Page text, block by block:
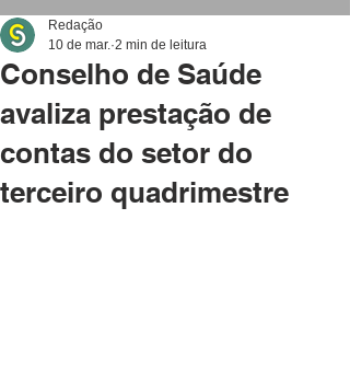
Conselho de Saúde
avaliza prestação de
contas do setor do
terceiro quadrimestre
Redação
10 de mar. 2 min de leitura